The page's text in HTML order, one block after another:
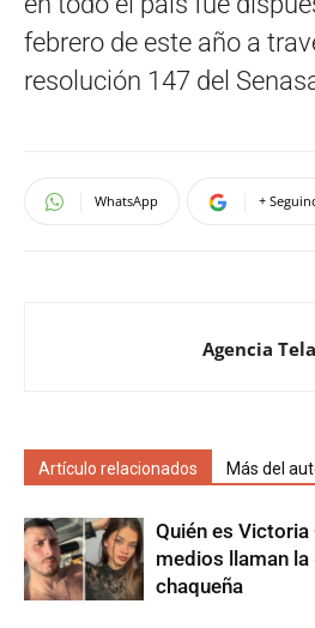
febrero de este año a
resolución 147 del
WhatsApp +
Agencia
Artículo relacionados Más del
Quién es Victoria
medios llaman la
chaqueña